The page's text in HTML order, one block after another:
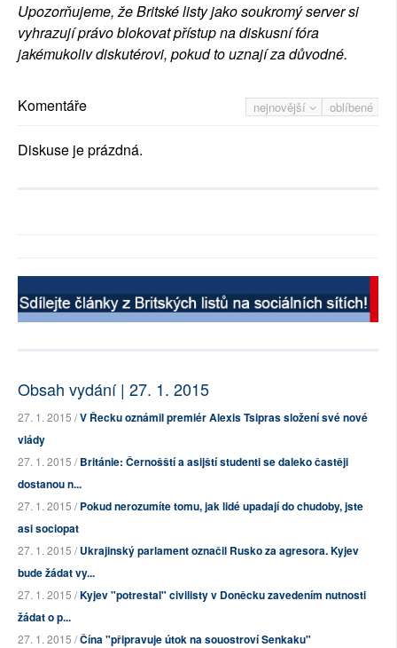
Upozorňujeme, že Britské listy jako soukromý server si
vyhrazují právo blokovat přístup na diskusní fóra
jakémukoliv diskutérovi, pokud to uznají za důvodné.
nejnovější oblíbené
Komentáře
Diskuse je prázdná.
Obsah vydání | 27. 1. 2015
27. 1. 2015 /V Řecku oznámil premiér Alexis Tsipras složení své nové
vlády
27. 1. 2015 /Británie: Černošští a asijští studenti se daleko častěji
dostanou n...
27. 1. 2015 /Pokud nerozumíte tomu, jak lidé upadají do chudoby, jste
asi sociopat
27. 1. 2015 /Ukrajinský parlament označil Rusko za agresora. Kyjev
bude žádat vy...
27. 1. 2015 /Kyjev "potrestal" civilisty v Doněcku zavedením nutnosti
žádat o p...
27. 1. 2015 /Čína "připravuje útok na souostroví Senkaku"